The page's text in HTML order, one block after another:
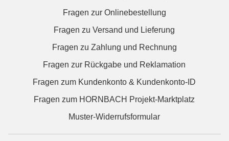
Fragen zur Onlinebestellung
Fragen zu Versand und Lieferung
Fragen zu Zahlung und Rechnung
Fragen zur Rückgabe und Reklamation
Fragen zum Kundenkonto & Kundenkonto-ID
Fragen zum HORNBACH Projekt-Marktplatz
Muster-Widerrufsformular